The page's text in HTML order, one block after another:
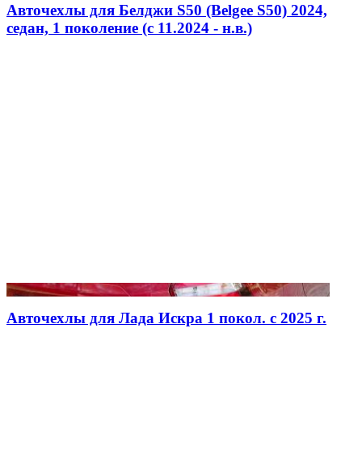
Авточехлы для Белджи S50 (Belgee S50) 2024,
седан, 1 поколение (c 11.2024 - н.в.)
Авточехлы для Лада Искра 1 покол. с 2025 г.